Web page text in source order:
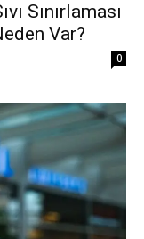
Sınırlaması
Var?
0